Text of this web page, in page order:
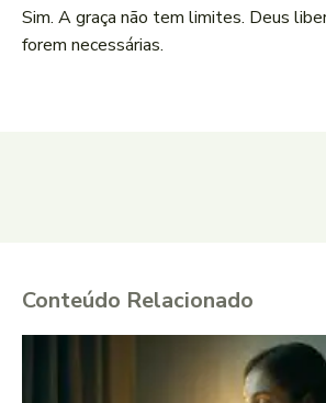
Sim. A graça não tem limites. Deus
forem necessárias.
Conteúdo Relacionado